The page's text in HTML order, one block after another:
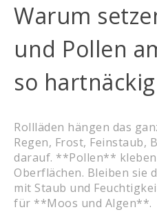
Warum
und Pollen
so
Rollläden hängen das
Regen, Frost, Feinstaub,
darauf. **Pollen**
Oberflächen. Bleiben sie
mit Staub und
für **Moos und Algen**.